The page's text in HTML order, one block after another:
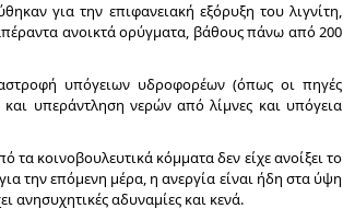
για την επιφανειακή εξόρυξη του λιγνίτη,
ανοικτά ορύγματα, βάθους πάνω από 200
υπόγειων υδροφορέων (όπως οι πηγές
υπεράντληση νερών από λίμνες και υπόγεια
κοινοβουλευτικά κόμματα δεν είχε ανοίξει το
την επόμενη μέρα, η ανεργία είναι ήδη στα ύψη
ανησυχητικές αδυναμίες και κενά.